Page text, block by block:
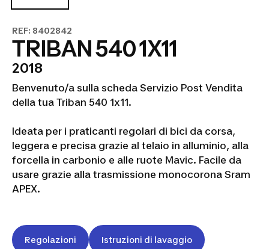
REF: 8402842
TRIBAN 540 1X11
2018
Benvenuto/a sulla scheda Servizio Post Vendita
della tua Triban 540 1x11.
Ideata per i praticanti regolari di bici da corsa,
leggera e precisa grazie al telaio in alluminio, alla
forcella in carbonio e alle ruote Mavic. Facile da
usare grazie alla trasmissione monocorona Sram
APEX.
Regolazioni Istruzioni di lavaggio